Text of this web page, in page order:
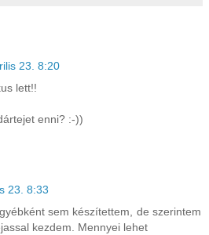
23. 8:20
lett!!
enni? :-))
23. 8:33
sem készítettem, de szerintem
kezdem. Mennyei lehet